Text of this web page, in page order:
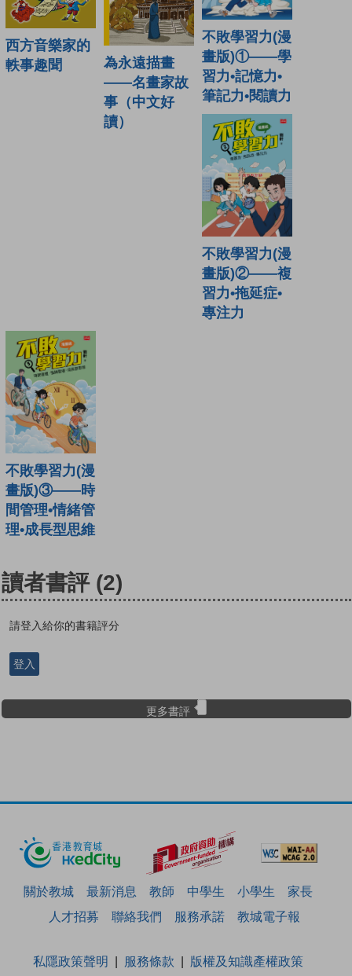
西方音樂家的
軼事趣聞
為永遠描畫
——名畫家故
事（中文好
讀）
不敗學習力(漫
畫版)①——學
習力•記憶力•
筆記力•閱讀力
不敗學習力(漫
畫版)②——複
習力•拖延症•
專注力
不敗學習力(漫
畫版)③——時
間管理•情緒管
理•成長型思維
讀者書評 (2)
請登入給你的書籍評分
登入
更多書評
關於教城 最新消息 教師 中學生 小學生
家長
人才招募
聯絡我們 服務承諾 教城電子報
私隱政策聲明 服務條款
版權及知識產權政策